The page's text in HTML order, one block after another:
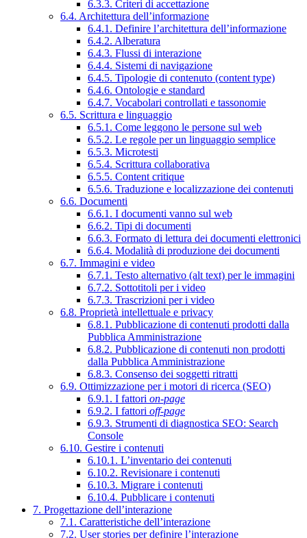
6.3.3. Criteri di accettazione
6.4. Architettura dell’informazione
6.4.1. Definire l’architettura dell’informazione
6.4.2. Alberatura
6.4.3. Flussi di interazione
6.4.4. Sistemi di navigazione
6.4.5. Tipologie di contenuto (content type)
6.4.6. Ontologie e standard
6.4.7. Vocabolari controllati e tassonomie
6.5. Scrittura e linguaggio
6.5.1. Come leggono le persone sul web
6.5.2. Le regole per un linguaggio semplice
6.5.3. Microtesti
6.5.4. Scrittura collaborativa
6.5.5. Content critique
6.5.6. Traduzione e localizzazione dei contenuti
6.6. Documenti
6.6.1. I documenti vanno sul web
6.6.2. Tipi di documenti
6.6.3. Formato di lettura dei documenti elettronici
6.6.4. Modalità di produzione dei documenti
6.7. Immagini e video
6.7.1. Testo alternativo (alt text) per le immagini
6.7.2. Sottotitoli per i video
6.7.3. Trascrizioni per i video
6.8. Proprietà intellettuale e privacy
6.8.1. Pubblicazione di contenuti prodotti dalla
Pubblica Amministrazione
6.8.2. Pubblicazione di contenuti non prodotti
dalla Pubblica Amministrazione
6.8.3. Consenso dei soggetti ritratti
6.9. Ottimizzazione per i motori di ricerca (SEO)
6.9.1. I fattori on-page
6.9.2. I fattori off-page
6.9.3. Strumenti di diagnostica SEO: Search
Console
6.10. Gestire i contenuti
6.10.1. L’inventario dei contenuti
6.10.2. Revisionare i contenuti
6.10.3. Migrare i contenuti
6.10.4. Pubblicare i contenuti
7. Progettazione dell’interazione
7.1. Caratteristiche dell’interazione
7.2. User stories per definire l’interazione